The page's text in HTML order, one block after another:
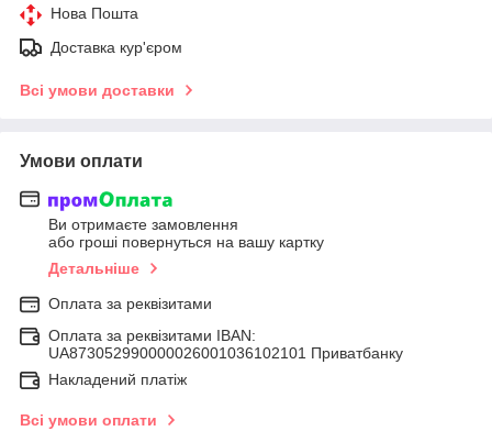
Нова Пошта
Доставка кур'єром
Всі умови доставки
Умови оплати
Ви отримаєте замовлення
або гроші повернуться на вашу картку
Детальніше
Оплата за реквізитами
Оплата за реквізитами IBAN:
UA873052990000026001036102101 Приватбанку
Накладений платіж
Всі умови оплати